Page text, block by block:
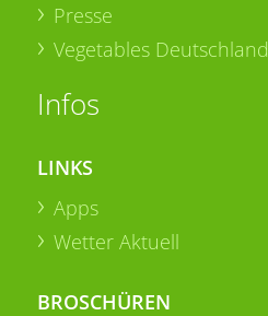
Presse
Vegetables Deutschland
Infos
LINKS
Apps
Wetter Aktuell
BROSCHÜREN